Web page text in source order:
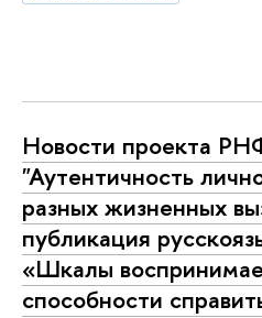
Новости проекта
"Аутентичность
разных жизненных
публикация
«Шкалы
способности